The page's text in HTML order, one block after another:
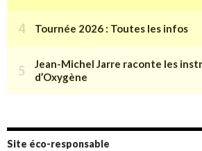
Site éco-responsable